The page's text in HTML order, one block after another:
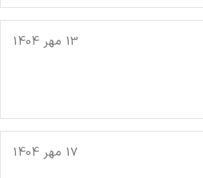
13 مهر 1404
17 مهر 1404